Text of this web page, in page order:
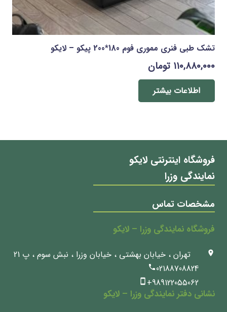
تشک طبی فنری مموری فوم 180*200 پیکو – لایکو
۱۱۰,۸۸۰,۰۰۰ تومان
اطلاعات بیشتر
فروشگاه اینترنتی لایکو
نمایندگی وزرا
مشخصات تماس
فروشگاه نمایندگی وزرا – لایکو
تهران ، خیابان بهشتی ، خیابان وزرا ، نبش سوم ، پ 21
02188708824
+989122055062
نشانی دفتر نمایندگی وزرا – لایکو